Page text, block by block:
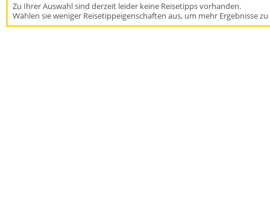
Zu Ihrer Auswahl sind derzeit leider keine Reisetipps vorhanden.
Wählen sie weniger Reisetippeigenschaften aus, um mehr Ergebnisse